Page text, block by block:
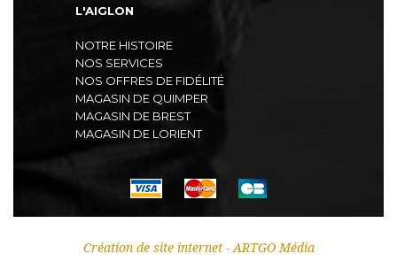
L'AIGLON
NOTRE HISTOIRE
NOS SERVICES
NOS OFFRES DE FIDÉLITÉ
MAGASIN DE QUIMPER
MAGASIN DE BREST
MAGASIN DE LORIENT
Création de site internet - ARTGO Média